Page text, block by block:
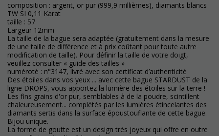
composition : argent, or pur (999,9 millièmes), diamants blancs
TW SI 0,11 Karat
taille : 57
Largeur 12mm
La taille de la bague sera adaptée (gratuitement dans la mesure
de une taille de différence et à prix coûtant pour toute autre
modification de taille). Pour définir la taille de votre doigt,
veuillez consulter « guide des tailles »
numéroté : n°3147, livré avec son certificat d’authenticité
Des étoiles dans vos yeux ... avec cette bague STARDUST de la
ligne DROPS, vous apportez la lumière des étoiles sur la terre !
Les fins grains d'or pur, semblables à de la poudre, scintillent
chaleureusement... complétés par les lumières étincelantes des
diamants sertis dans la surface époustouflante de cette bague.
Bijou unique.
La forme de goutte est un design très joyeux qui offre en outre